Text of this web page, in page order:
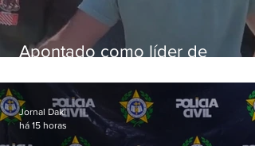
Apontado como líder de
aposentados é preso
Jornal Daki
há 15 horas